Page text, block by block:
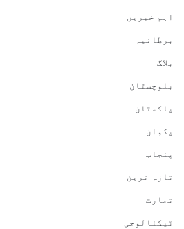
اہم خبریں
برطانیہ
بلاگ
بلوچستان
پاکستان
پکوان
پنجاب
تازہ ترین
تجارت
ٹیکنالوجی